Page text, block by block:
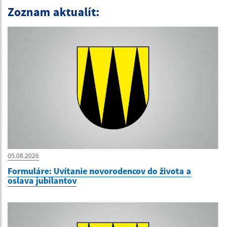
Zoznam aktualít:
05.08.2026
Formuláre: Uvítanie novorodencov do života a
oslava jubilantov